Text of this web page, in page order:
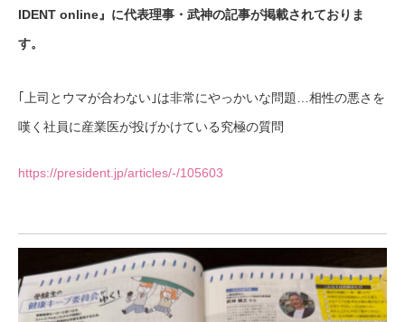
IDENT online』に代表理事・武神の記事が掲載されておりま
す。
｢上司とウマが合わない｣は非常にやっかいな問題…相性の悪さを
嘆く社員に産業医が投げかけている究極の質問
https://president.jp/articles/-/105603